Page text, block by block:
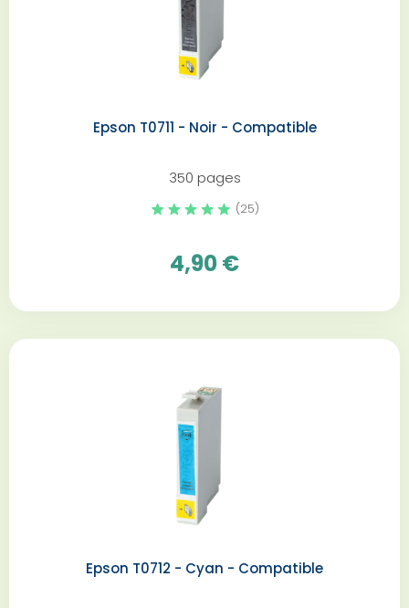
Epson T0711 - Noir - Compatible
350 pages
(25)
4,90 €
Epson T0712 - Cyan - Compatible